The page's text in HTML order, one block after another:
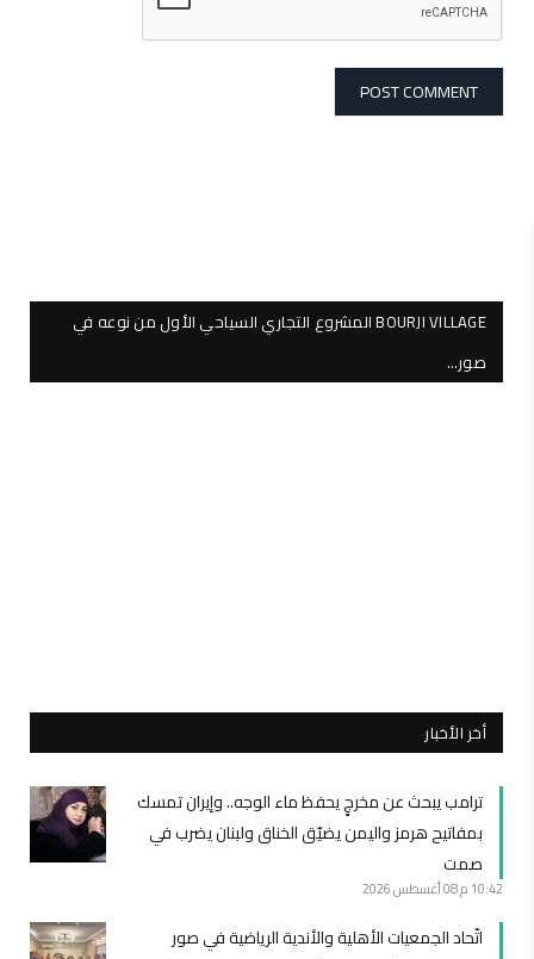
BOURJI VILLAGE المشروع التجاري السياحي الأول من نوعه في
صور…
أخر الأخبار
ترامب يبحث عن مخرجٍ يحفظ ماء الوجه.. وإيران تمسك
بمفاتيح هرمز واليمن يضيّق الخناق ولبنان يضرب في
صمت
10:42 م 08 أغسطس 2026
اتّحاد الجمعيات الأهلية والأندية الرياضية في صور